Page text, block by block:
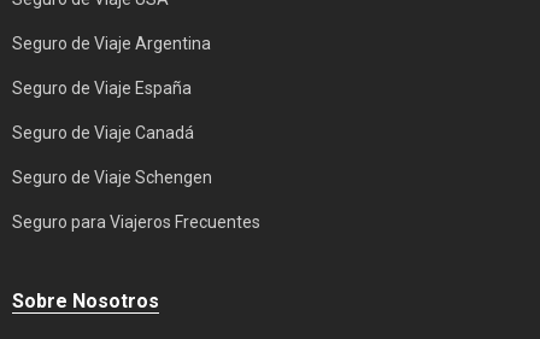
Seguro de Viaje Argentina
Seguro de Viaje España
Seguro de Viaje Canadá
Seguro de Viaje Schengen
Seguro para Viajeros Frecuentes
Sobre Nosotros